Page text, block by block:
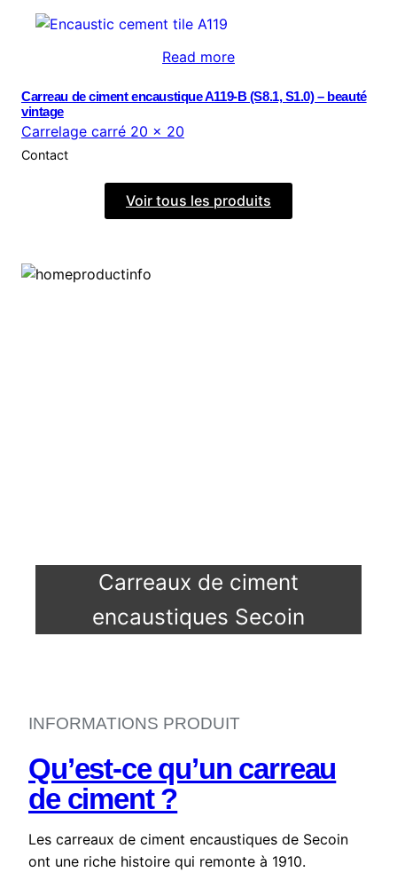
Read more
Carreau de ciment encaustique A119-B (S8.1, S1.0) – beauté
vintage
Carrelage carré 20 × 20
Contact
Voir tous les produits
Carreaux de ciment
encaustiques Secoin
INFORMATIONS PRODUIT
Qu’est-ce qu’un carreau
de ciment ?
Les carreaux de ciment encaustiques de Secoin
ont une riche histoire qui remonte à 1910.